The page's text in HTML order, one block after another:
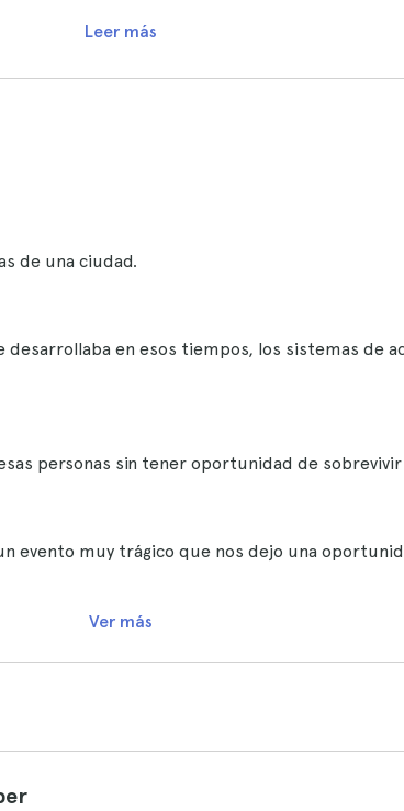
Leer más
de una ciudad.
desarrollaba en esos tiempos, los sistemas de
personas sin tener oportunidad de sobrevivir
evento muy trágico que nos dejo una
Ver más